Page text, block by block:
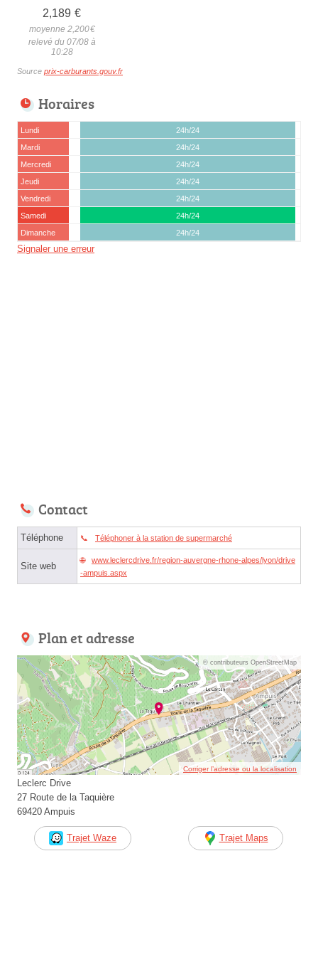
2,189 €
moyenne 2,200€
relevé du 07/08 à
10:28
Source prix-carburants.gouv.fr
Horaires
Lundi
24h/24
Mardi
24h/24
Mercredi
24h/24
Jeudi
24h/24
Vendredi
24h/24
Samedi
24h/24
Dimanche
24h/24
Signaler une erreur
Contact
Téléphone Téléphoner à la station de supermarché
Site web
www.leclercdrive.fr/region-auvergne-rhone-alpes/lyon/drive
-ampuis.aspx
Plan et adresse
© contributeurs OpenStreetMap
Corriger l’adresse ou la localisation
Leclerc Drive
27 Route de la Taquière
69420 Ampuis
Trajet Waze Trajet Maps